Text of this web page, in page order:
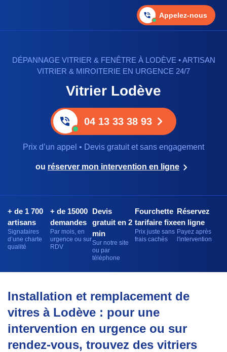
Appelez-nous
DÉPANNAGE VITRIER & FENÊTRE À LODÈVE • ARTISAN
VITRIER & MIROITERIE EN URGENCE 24/7
Vitrier Lodève
04 13 33 38 93
Prix d’un appel • Devis gratuit et sans engagement
ou réserver mon intervention en ligne
+ de 1 700
artisans
Signataires
d’une charte
qualité
+ de 15000
demandes
Par mois, en
urgence ou sur
RDV
Devis
gratuit en 2
min
Sur notre site
ou par
téléphone
Fourchette
tarifaire fixe
Prix juste sans
frais cachés
Réservez
en ligne
Payez après
l'intervention
Installation et remplacement de
vitres à Lodève : pour une
intervention en urgence ou sur
rendez-vous, trouvez des vitriers